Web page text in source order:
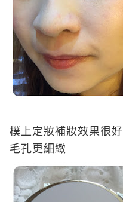
樸上定妝補妝效果很好
毛孔更細緻